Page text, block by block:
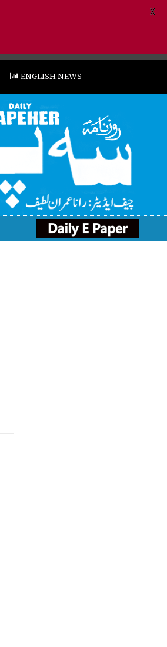
ENGLISH NEWS
X